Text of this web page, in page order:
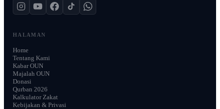
HALAMAN
Home
Tentang Kami
Kabar OUN
Majalah OUN
Donasi
Qurban 2026
Kalkulator Zakat
Kebijakan & Privasi